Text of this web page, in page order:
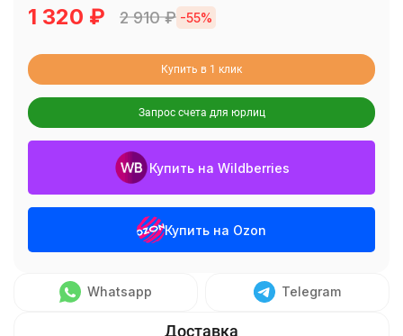
1 320 ₽ 2 910₽ -55%
Купить в 1 клик
Запрос счета для юрлиц
Купить на Wildberries
Купить на Ozon
Whatsapp Telegram